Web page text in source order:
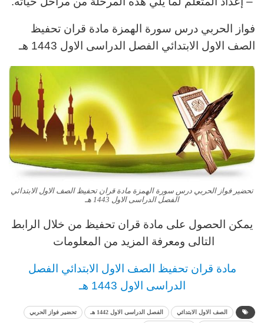
فواز الحربي درس سورة الهمزة مادة قران تحفيظ
الصف الاول الابتدائي الفصل الدراسى الاول 1443 هـ
تحضير فواز الحربي درس سورة الهمزة مادة قران تحفيظ الصف الاول الابتدائي
الفصل الدراسى الاول 1443 هـ
يمكن الحصول على مادة قران تحفيظ من خلال الرابط
التالى ومعرفة المزيد من المعلومات
مادة قران تحفيظ الصف الاول الابتدائي الفصل
الدراسى الاول 1443 هـ
الصف الاول الابتدائي الفصل الدراسى الاول 1442 هـ تحضير فواز الحربي